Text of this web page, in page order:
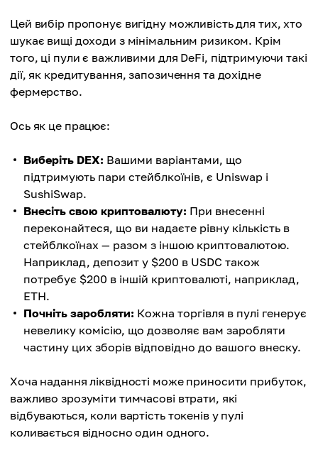
Цей вибір пропонує вигідну можливість для тих, хто
шукає вищі доходи з мінімальним ризиком. Крім
того, ці пули є важливими для DeFi, підтримуючи такі
дії, як кредитування, запозичення та дохідне
фермерство.
Ось як це працює:
Виберіть DEX: Вашими варіантами, що
підтримують пари стейблкоїнів, є Uniswap і
SushiSwap.
Внесіть свою криптовалюту: При внесенні
переконайтеся, що ви надаєте рівну кількість в
стейблкоїнах — разом з іншою криптовалютою.
Наприклад, депозит у $200 в USDC також
потребує $200 в іншій криптовалюті, наприклад,
ETH.
Почніть заробляти: Кожна торгівля в пулі генерує
невелику комісію, що дозволяє вам заробляти
частину цих зборів відповідно до вашого внеску.
Хоча надання ліквідності може приносити прибуток,
важливо зрозуміти тимчасові втрати, які
відбуваються, коли вартість токенів у пулі
коливається відносно один одного.